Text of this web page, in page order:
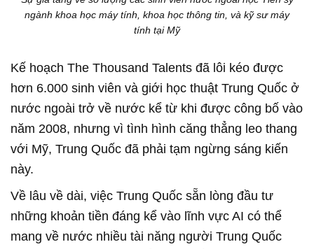
ngành khoa học máy tính, khoa học thông tin, và kỹ sư máy
tính tại Mỹ
Kế hoạch The Thousand Talents đã lôi kéo được
hơn 6.000 sinh viên và giới học thuật Trung Quốc ở
nước ngoài trở về nước kể từ khi được công bố vào
năm 2008, nhưng vì tình hình căng thẳng leo thang
với Mỹ, Trung Quốc đã phải tạm ngừng sáng kiến
này.
Về lâu về dài, việc Trung Quốc sẵn lòng đầu tư
những khoản tiền đáng kể vào lĩnh vực AI có thể
mang về nước nhiều tài năng người Trung Quốc